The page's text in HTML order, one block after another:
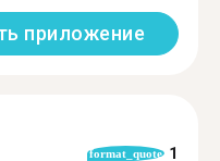
приложение
format_quote 1